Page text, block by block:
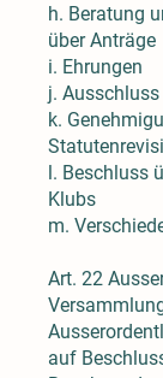
h. Beratung
über Anträge
i. Ehrungen
j.
k.
l. Beschluss
Klubs
m.
Art. 22
auf